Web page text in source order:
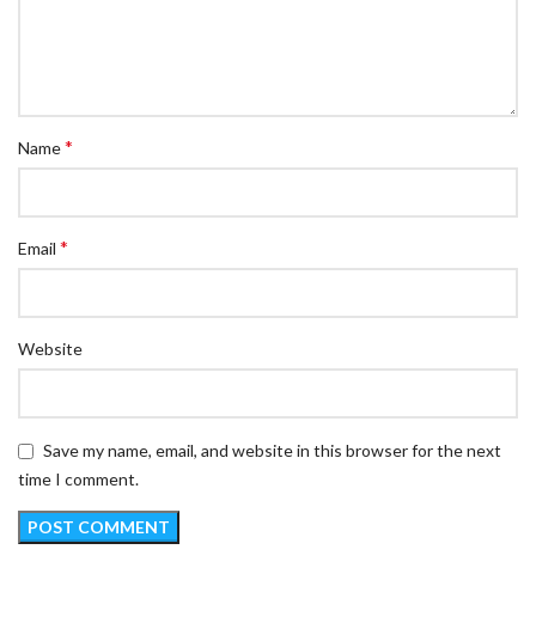
Name*
Email *
Website
Save my name, email, and website in this browser for the next
time I comment.